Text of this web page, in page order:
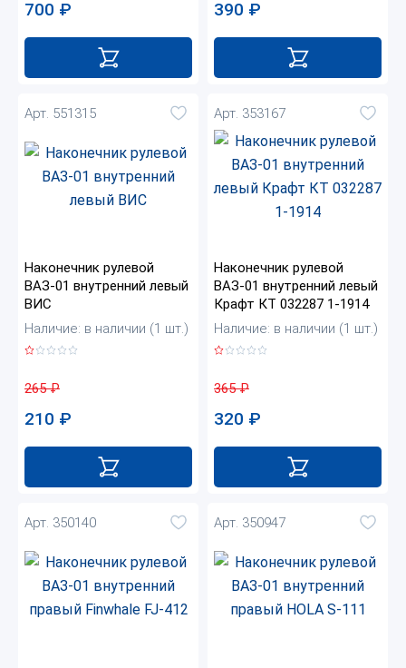
700 ₽ 390 ₽
Арт. 551315
Наконечник рулевой
ВАЗ-01 внутренний левый
ВИС
Наличие: в наличии (1 шт.)
265₽
210 ₽
Арт. 353167
Наконечник рулевой
ВАЗ-01 внутренний левый
Крафт КТ 032287 1-1914
Наличие: в наличии (1 шт.)
365₽
320 ₽
Арт. 350140 Арт. 350947